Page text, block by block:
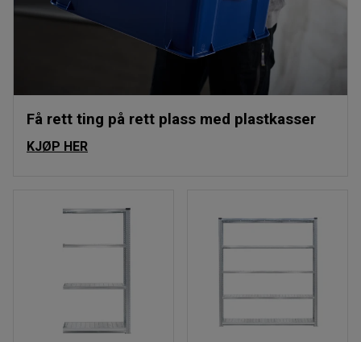
Få rett ting på rett plass med plastkasser
KJØP HER